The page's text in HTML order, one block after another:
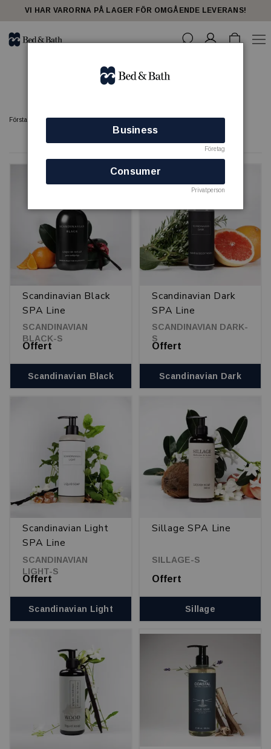
share23VI HAR VARORNA PÅ LAGER FÖR OMGÅENDE LEVERANS!
TVÅL - Bed & Bath
Förstasidan SPA TVÅL - Bed & Bath
8 produkter
Scandinavian Black
SPA Line
SCANDINAVIAN
BLACK-S
Offert
Scandinavian Black
Scandinavian Dark
SPA Line
SCANDINAVIAN DARK-
S
Offert
Scandinavian Dark
Scandinavian Light
SPA Line
SCANDINAVIAN
LIGHT-S
Offert
Scandinavian Light
Sillage SPA Line
SILLAGE-S
Offert
Sillage
Business
Företag
Consumer
Privatperson